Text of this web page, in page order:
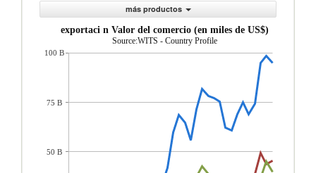
más productos
exportaci n Valor del comercio (en miles de US$)
Source:WITS - Country Profile
100 B
75 B
50 B